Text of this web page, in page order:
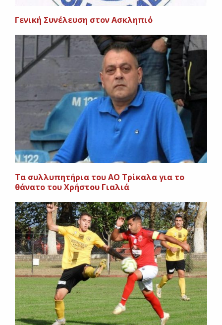
Γενική Συνέλευση στον Ασκληπιό
Τα συλλυπητήρια του ΑΟ Τρίκαλα για το
θάνατο του Χρήστου Γιαλιά